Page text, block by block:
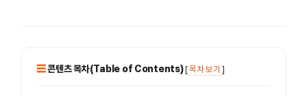
콘텐츠 목차(Table of Contents)[목차 보기 ]